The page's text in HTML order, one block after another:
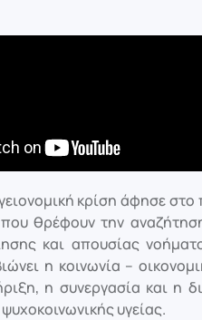
κρίση άφησε
θρέφουν την
και απουσίας
η κοινωνία –
η συνεργασία και η
υγείας.